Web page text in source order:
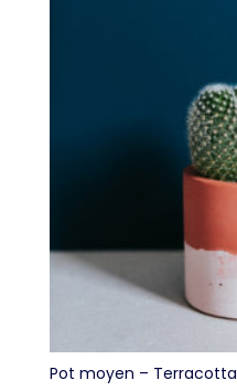
Pot moyen – Terracotta